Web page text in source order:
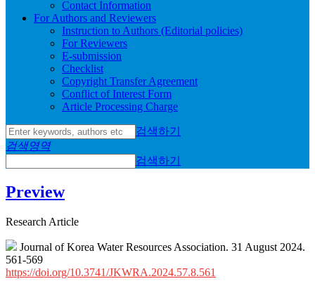
Contact Information
For Authors and Reviewers
Instruction to Authors (Editorial policies)
For Reviewers
E-submission
Checklist
Copyright Transfer Agreement
Conflict of Interest Form
Article Processing Charge
검색하기
검색영역
검색하기
Preview
Research Article
Journal of Korea Water Resources Association. 31 August 2024.
561-569
https://doi.org/10.3741/JKWRA.2024.57.8.561